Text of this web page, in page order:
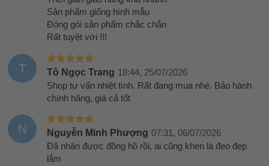
Sản phẩm giống hình mẫu
Đóng gói sản phẩm chắc chắn
Rất tuyệt vời !!!
T Tô Ngọc Trang 18:44, 25/07/2026
Shop tư vấn nhiệt tình. Rất đang mua nhé. Bảo hành
chính hãng, giá cả tốt
N Nguyễn Minh Phượng 07:31, 06/07/2026
Đã nhận được đồng hồ rồi, ai cũng khen là đeo đẹp
lắm